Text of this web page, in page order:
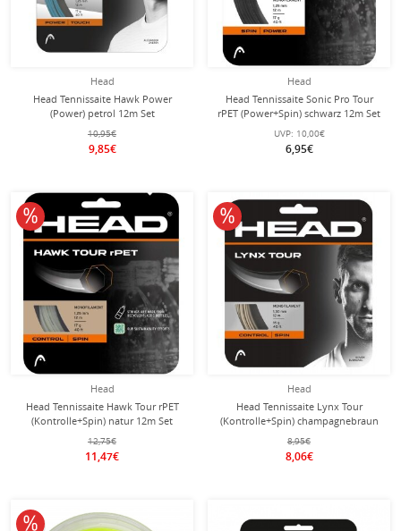
Head
Head Tennissaite Hawk Power
(Power) petrol 12m Set
10,95€
9,85€
Head
Head Tennissaite Sonic Pro Tour
rPET (Power+Spin) schwarz 12m Set
UVP: 10,00€
6,95€
Head
Head Tennissaite Hawk Tour rPET
(Kontrolle+Spin) natur 12m Set
12,75€
11,47€
10% reduziert
Head
Head Tennissaite Lynx Tour
(Kontrolle+Spin) champagnebraun
12m Set
8,95€
8,06€
10% reduziert
10% reduziert